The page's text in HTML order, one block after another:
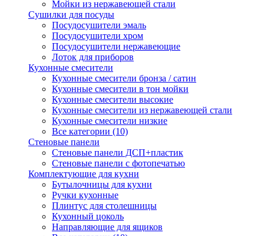
Мойки из нержавеющей стали
Сушилки для посуды
Посудосушители эмаль
Посудосушители хром
Посудосушители нержавеющие
Лоток для приборов
Кухонные смесители
Кухонные смесители бронза / сатин
Кухонные смесители в тон мойки
Кухонные смесители высокие
Кухонные смесители из нержавеющей стали
Кухонные смесители низкие
Все категории (10)
Стеновые панели
Стеновые панели ДСП+пластик
Стеновые панели с фотопечатью
Комплектующие для кухни
Бутылочницы для кухни
Ручки кухонные
Плинтус для столешницы
Кухонный цоколь
Направляющие для ящиков